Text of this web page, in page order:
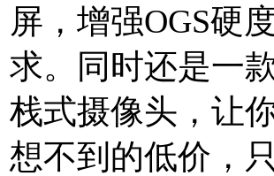
屏，增强OGS硬
求。同时还是一
栈式摄像头，让
想不到的低价，